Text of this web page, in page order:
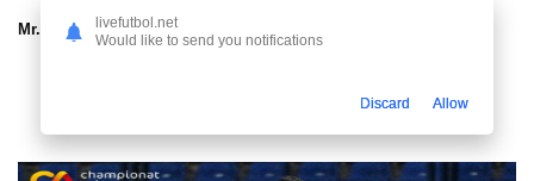
Mr.NoBoDy08.08.2026 21:40
livefutbol.net
Would like to send you notifications
Discard Allow